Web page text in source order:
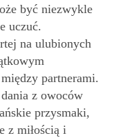
być niezwykle
uczuć.
na ulubionych
partnerami.
z owoców
przysmaki,
z miłością i